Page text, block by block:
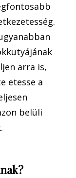
arra is,
etesse a
belüli